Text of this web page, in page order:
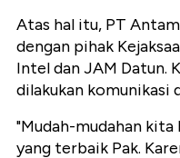
Atas hal itu, PT
dengan pihak
Intel dan JAM Datun.
dilakukan komunikasi
"Mudah-mudahan
yang terbaik Pak.